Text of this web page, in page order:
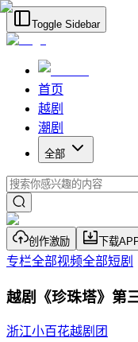
Toggle Sidebar
首页
越剧
潮剧
全部
创作激励 下载
专栏全部视频全部短剧
越剧《珍珠塔》第
浙江小百花越剧团